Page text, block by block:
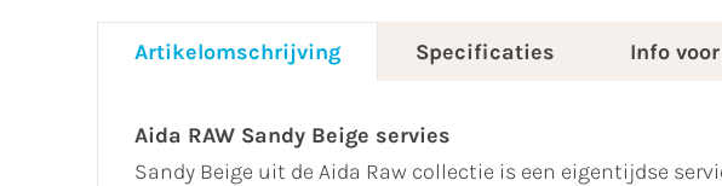
Artikelomschrijving Specificaties Info
Aida RAW Sandy Beige servies
Sandy Beige uit de ​Aida Raw collectie is een eigentijdse